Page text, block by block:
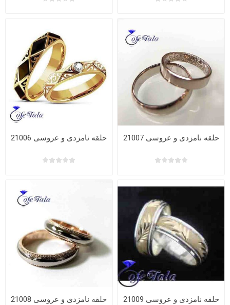
حلقه نامزدی و عروسی 21006 حلقه نامزدی و عروسی 21007
حلقه نامزدی و عروسی 21008 حلقه نامزدی و عروسی 21009